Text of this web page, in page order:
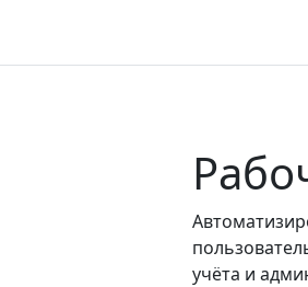
учёта и